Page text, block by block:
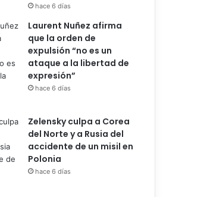
hace 6 días
Laurent Nuñez afirma
que la orden de
expulsión “no es un
ataque a la libertad de
expresión”
hace 6 días
Zelensky culpa a Corea
del Norte y a Rusia del
accidente de un misil en
Polonia
hace 6 días